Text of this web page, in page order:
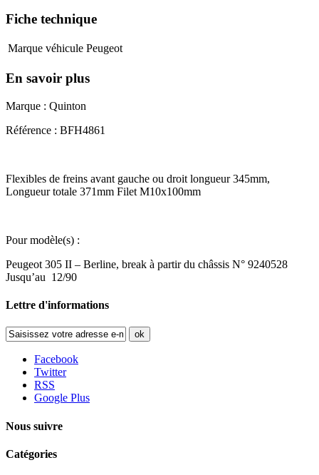
Fiche technique
Marque véhicule Peugeot
En savoir plus
Marque : Quinton
Référence : BFH4861
Flexibles de freins avant gauche ou droit longueur 345mm,
Longueur totale 371mm Filet M10x100mm
Pour modèle(s) :
Peugeot 305 II – Berline, break à partir du châssis N° 9240528
Jusqu’au 12/90
Lettre d'informations
ok
Facebook
Twitter
RSS
Google Plus
Nous suivre
Catégories